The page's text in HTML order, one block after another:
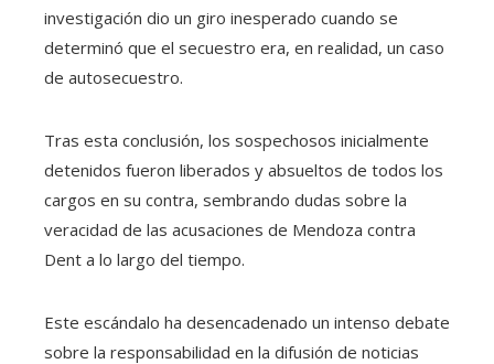
investigación dio un giro inesperado cuando se
determinó que el secuestro era, en realidad, un caso
de autosecuestro.
Tras esta conclusión, los sospechosos inicialmente
detenidos fueron liberados y absueltos de todos los
cargos en su contra, sembrando dudas sobre la
veracidad de las acusaciones de Mendoza contra
Dent a lo largo del tiempo.
Este escándalo ha desencadenado un intenso debate
sobre la responsabilidad en la difusión de noticias